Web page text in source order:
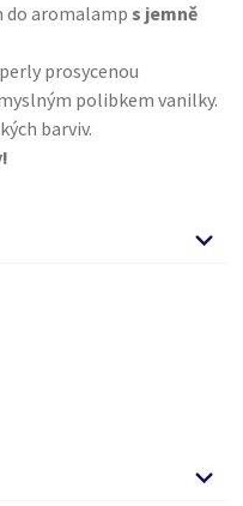
do aromalamp s jemně
prosycenou
polibkem vanilky.
barviv.